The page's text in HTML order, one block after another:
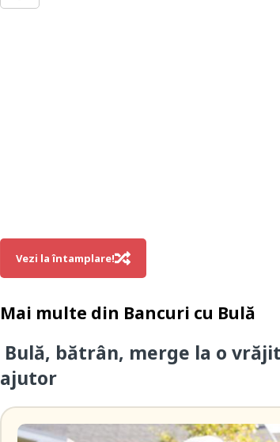
Vezi la întamplare!
Mai multe din Bancuri cu Bulă
Bulă, bătrân, merge la o
ajutor